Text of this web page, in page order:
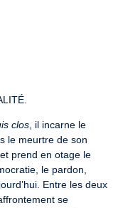
clos , il incarne le
le meurtre de son
prend en otage le
le pardon,
Entre les deux
se